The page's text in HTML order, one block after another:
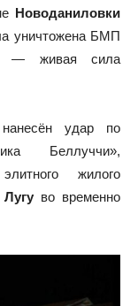
Новоданиловки
уничтожена БМП
— живая сила
удар по
Беллуччи»,
жилого
во временно